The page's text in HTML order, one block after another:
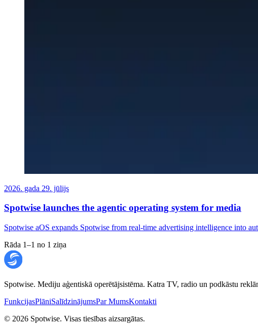
2026. gada 29. jūlijs
Spotwise launches the agentic operating system for media
Spotwise aOS expands Spotwise from real-time advertising intelligence into
Rāda 1–1 no 1 ziņa
Spotwise. Mediju aģentiskā operētājsistēma. Katra TV, radio un podkāstu
FunkcijasPlāniSalīdzinājumsPar MumsKontakti
© 2026 Spotwise. Visas tiesības aizsargātas.